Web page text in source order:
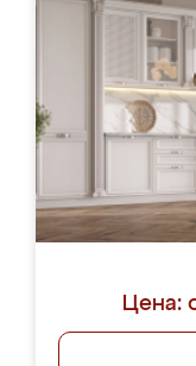
Цена: